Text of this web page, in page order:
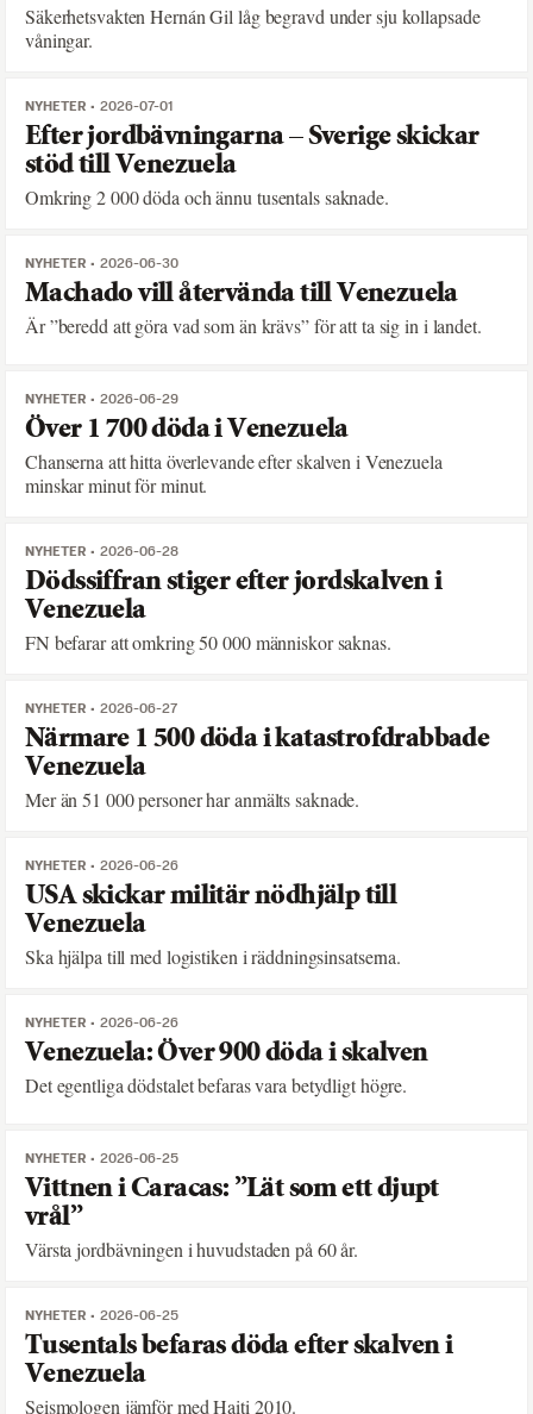
Säkerhetsvakten Hernán Gil låg begravd under sju kollapsade
våningar.
NYHETER 2026-07-01
Efter jordbävningarna – Sverige skickar
stöd till Venezuela
Omkring 2 000 döda och ännu tusentals saknade.
NYHETER 2026-06-30
Machado vill återvända till Venezuela
Är ”beredd att göra vad som än krävs” för att ta sig in i landet.
NYHETER 2026-06-29
Över 1 700 döda i Venezuela
Chanserna att hitta överlevande efter skalven i Venezuela
minskar minut för minut.
NYHETER 2026-06-28
Dödssiffran stiger efter jordskalven i
Venezuela
FN befarar att omkring 50 000 människor saknas.
NYHETER 2026-06-27
Närmare 1 500 döda i katastrofdrabbade
Venezuela
Mer än 51 000 personer har anmälts saknade.
NYHETER 2026-06-26
USA skickar militär nödhjälp till
Venezuela
Ska hjälpa till med logistiken i räddningsinsatserna.
NYHETER 2026-06-26
Venezuela: Över 900 döda i skalven
Det egentliga dödstalet befaras vara betydligt högre.
NYHETER 2026-06-25
Vittnen i Caracas: ”Lät som ett djupt
vrål”
Värsta jordbävningen i huvudstaden på 60 år.
NYHETER 2026-06-25
Tusentals befaras döda efter skalven i
Venezuela
Seismologen jämför med Haiti 2010.